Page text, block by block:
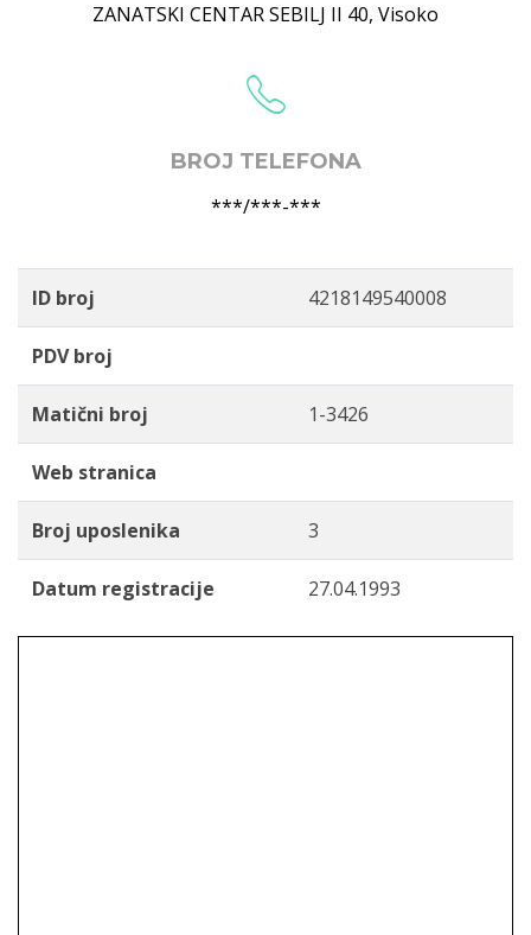
ZANATSKI CENTAR SEBILJ II 40, Visoko
BROJ TELEFONA
***/***-***
ID broj 4218149540008
PDV broj
Matični broj 1-3426
Web stranica
Broj uposlenika 3
Datum registracije 27.04.1993